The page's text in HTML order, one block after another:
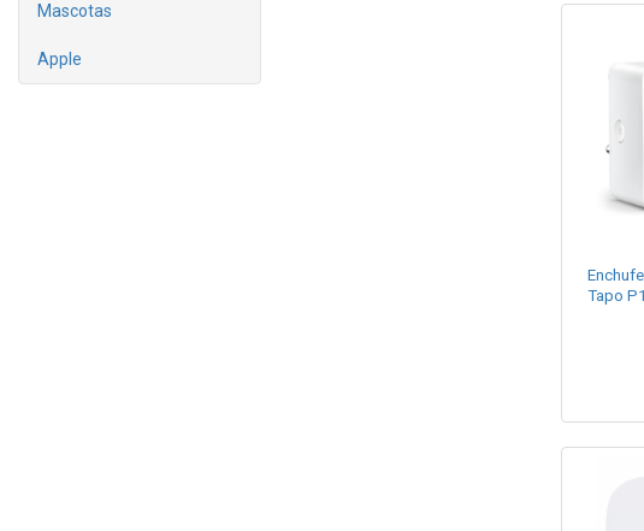
Mascotas
Apple
Tapo